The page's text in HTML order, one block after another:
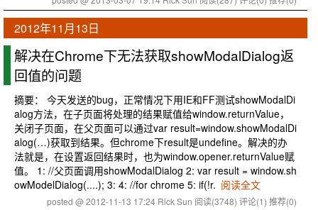
2012年11月13日
解决在Chrome下无法获取showModalDialog返
回值的问题
摘要： 今天发送的bug，正常情况下用IE和FF测试showModalDi
alog方法，在子页面将处理的结果赋值给window.returnValue，
关闭子页面，在父页面可以通过var result=window.showModalDi
alog(…)获取到结果。但chrome下result是undefine。解决的办
法就是，在设置返回结果时，也为window.opener.returnValue赋
值。 1: //父页面调用showModalDialog 2: var result = window.sh
owModelDialog(....); 3: 4: //for chrome 5: if(!r. 阅读全文
posted @ 2012-11-13 17:24 Rick Sun 阅读(3748) 评论(1) 推荐(0)